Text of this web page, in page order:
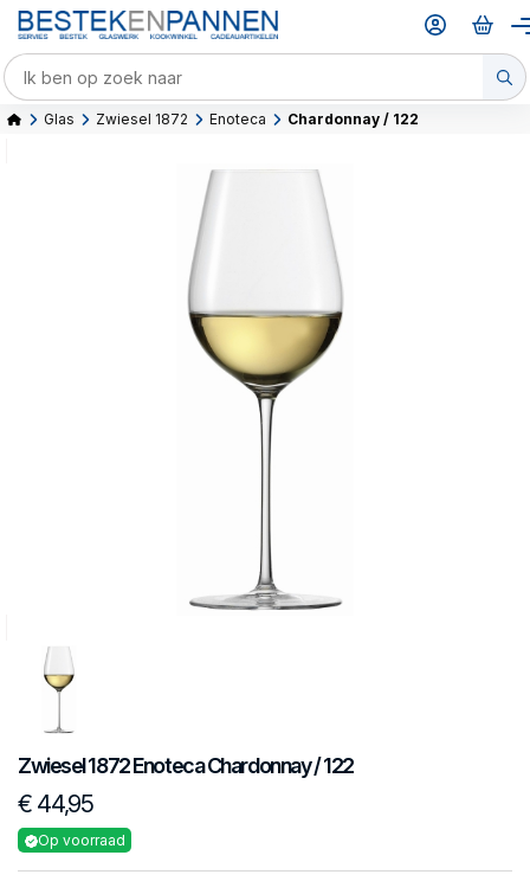
Glas Zwiesel 1872 Enoteca Chardonnay / 122
Zwiesel 1872EnotecaChardonnay / 122
€ 44,95
Op voorraad